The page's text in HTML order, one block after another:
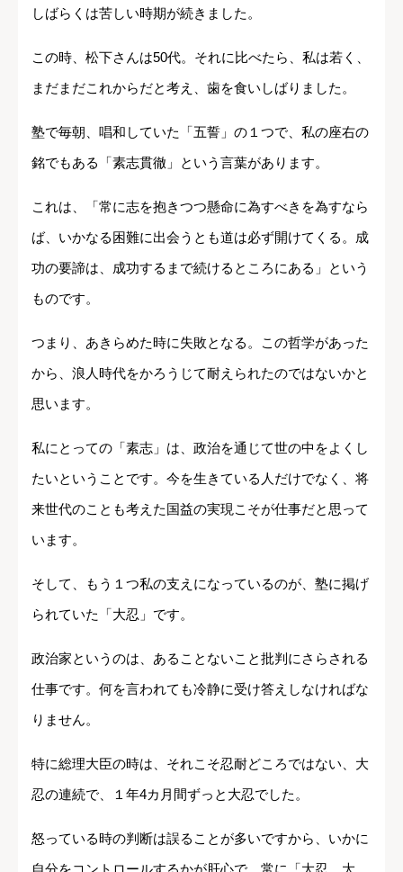
しばらくは苦しい時期が続きました。
この時、松下さんは50代。それに比べたら、私は若く、
まだまだこれからだと考え、歯を食いしばりました。
塾で毎朝、唱和していた「五誓」の１つで、私の座右の
銘でもある「素志貫徹」という言葉があります。
これは、「常に志を抱きつつ懸命に為すべきを為すなら
ば、いかなる困難に出会うとも道は必ず開けてくる。成
功の要諦は、成功するまで続けるところにある」という
ものです。
つまり、あきらめた時に失敗となる。この哲学があった
から、浪人時代をかろうじて耐えられたのではないかと
思います。
私にとっての「素志」は、政治を通じて世の中をよくし
たいということです。今を生きている人だけでなく、将
来世代のことも考えた国益の実現こそが仕事だと思って
います。
そして、もう１つ私の支えになっているのが、塾に掲げ
られていた「大忍」です。
政治家というのは、あることないこと批判にさらされる
仕事です。何を言われても冷静に受け答えしなければな
りません。
特に総理大臣の時は、それこそ忍耐どころではない、大
忍の連続で、１年4カ月間ずっと大忍でした。
怒っている時の判断は誤ることが多いですから、いかに